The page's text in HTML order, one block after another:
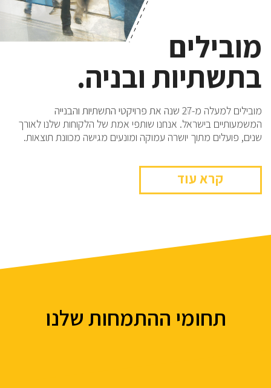
מובילים
בתשתיות ובניה.
מובילים למעלה מ-30 שנה את פרויקטי התשתיות והבנייה
המשמעותיים בישראל. אנחנו שותפי אמת של הלקוחות שלנו לאורך
שנים, פועלים מתוך יושרה עמוקה ומונעים מגישה מכוונת תוצאות.
קרא עוד
מובילים
בתשתיות ובניה.
מובילים למעלה מ-27 שנה את פרויקטי התשתיות והבנייה
המשמעותיים בישראל. אנחנו שותפי אמת של הלקוחות שלנו לאורך
שנים, פועלים מתוך יושרה עמוקה ומונעים מגישה מכוונת תוצאות.
קרא עוד
תחומי ההתמחות שלנו